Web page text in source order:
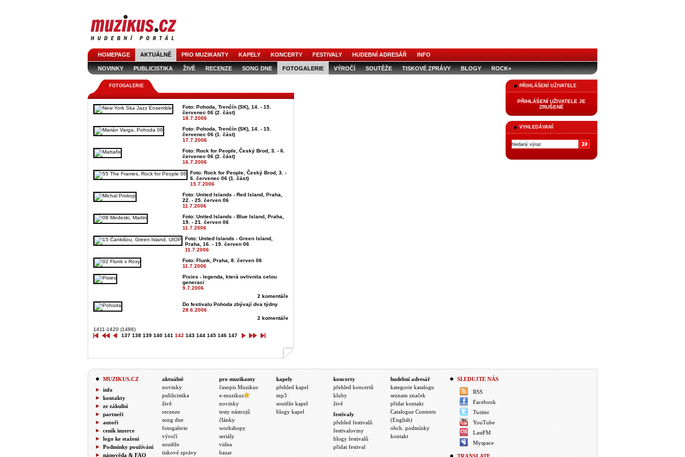
HOMEPAGE AKTUÁLNĚ PRO MUZIKANTY KAPELY KONCERTY FESTIVALY HUDEBNÍ ADRESÁŘ INFO
NOVINKY PUBLICISTIKA ŽIVĚ RECENZE SONG DNE FOTOGALERIE VÝROČÍ SOUTĚŽE TISKOVÉ ZPRÁVY BLOGY ROCK+
PŘIHLÁŠENÍ UŽIVATELE
PŘIHLÁŠENÍ UŽIVATELE JE
ZRUŠENÉ
VYHLEDÁVANÍ
FOTOGALERIE
Foto: Pohoda, Trenčín (SK), 14. - 15.
červenec 06 (2. část)
18.7.2006
Foto: Pohoda, Trenčín (SK), 14. - 15.
červenec 06 (1. část)
17.7.2006
Foto: Rock for People, Český Brod, 3. - 6.
červenec 06 (2. část)
16.7.2006
Foto: Rock for People, Český Brod, 3. -
6. červenec 06 (1. část)
15.7.2006
Foto: United Islands - Red Island, Praha,
22. - 25. červen 06
11.7.2006
Foto: United Islands - Blue Island, Praha,
19. - 21. červen 06
11.7.2006
Foto: United Islands - Green Island,
Praha, 16. - 19. červen 06
11.7.2006
Foto: Flunk, Praha, 8. červen 06
11.7.2006
Pixies - legenda, která ovlivnila celou
generaci
9.7.2006
2 komentáře
Do festivalu Pohoda zbývají dva týdny
28.6.2006
2 komentáře
1411-1420 (1486)
137 138 139 140 141 142 143 144 145 146 147
MUZIKUS.CZ
info
kontakty
ze zákulisí
partneři
autoři
ceník inzerce
logo ke stažení
Podmínky používání
nápověda & FAQ
aktuálně
novinky
publicistika
živě
recenze
song dne
fotogalerie
výročí
soutěže
tiskové zprávy
pro muzikanty
časopis Muzikus
e-muzikus
novinky
testy nástrojů
články
workshopy
seriály
videa
bazar
kapely
přehled kapel
mp3
soutěže kapel
blogy kapel
koncerty
přehled koncertů
kluby
živě
festivaly
přehled festivalů
festivaloviny
blogy festivalů
přidat festival
hudební adresář
kategorie katalogu
seznam značek
přidat kontakt
Catalogue Contents
(English)
obch. podmínky
kontakt
SLEDUJTE NÁS
RSS
Facebook
Twitter
YouTube
LastFM
Myspace